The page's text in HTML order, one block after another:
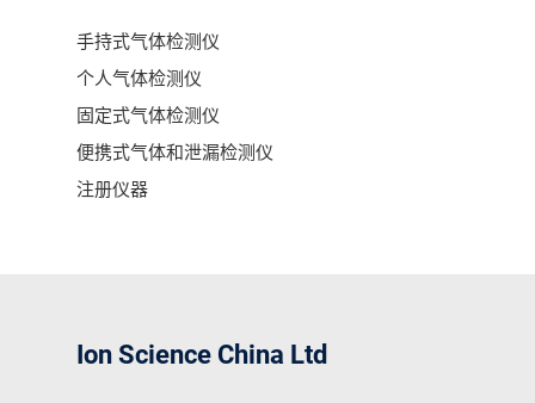
手持式气体检测仪
个人气体检测仪
固定式气体检测仪
便携式气体和泄漏检测仪
注册仪器
Ion Science China Ltd